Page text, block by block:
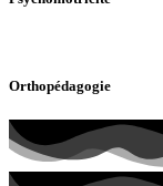
Orthopédagogie